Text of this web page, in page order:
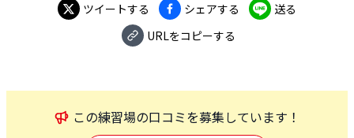
ツイートする シェアする
送る
URLをコピーする
この練習場の口コミを募集しています！